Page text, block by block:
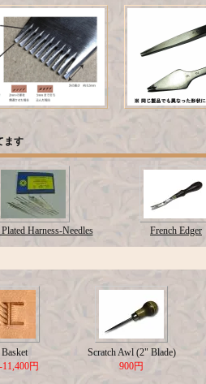
ます
Harness-Needles French Edger
円
Scratch Awl (2" Blade)
900円